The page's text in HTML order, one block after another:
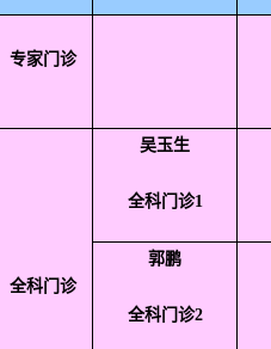
专家门诊
全科门诊
吴玉生
全科门诊1
郭鹏
全科门诊2